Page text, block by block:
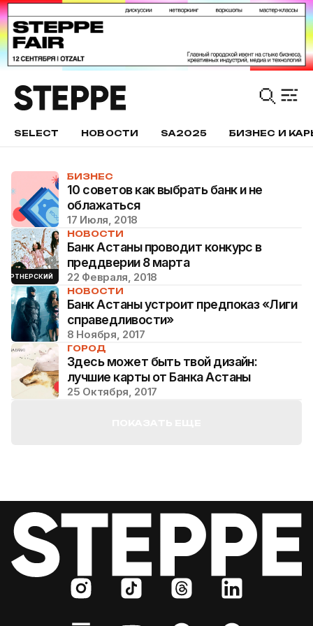
SELECT НОВОСТИ SA2025 БИЗНЕС И
БИЗНЕС
10 советов как выбрать банк и не
облажаться
17 Июля, 2018
ПАРТНЕРСКИЙ
НОВОСТИ
Банк Астаны проводит конкурс в
преддверии 8 марта
22 Февраля, 2018
НОВОСТИ
Банк Астаны устроит предпоказ «Лиги
справедливости»
8 Ноября, 2017
ГОРОД
Здесь может быть твой дизайн:
лучшие карты от Банка Астаны
25 Октября, 2017